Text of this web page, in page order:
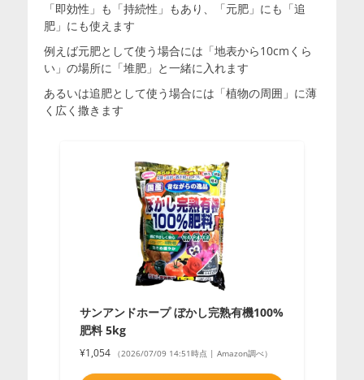
「即効性」も「持続性」もあり、「元肥」にも「追
肥」にも使えます
例えば元肥として使う場合には「地表から10cmくら
い」の場所に「堆肥」と一緒に入れます
あるいは追肥として使う場合には「植物の周囲」に薄
く広く撒きます
サンアンドホープ ぼかし完熟有機100%
肥料 5kg
¥1,054 （2026/07/09 14:51時点 | Amazon調べ）